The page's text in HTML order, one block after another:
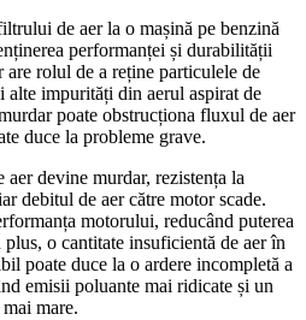
de aer la o mașină pe benzină
performanței și durabilității
rolul de a reține particulele de
impurități din aerul aspirat de
poate obstrucționa fluxul de aer
duce la probleme grave.
devine murdar, rezistența la
debitul de aer către motor scade.
motorului, reducând puterea
o cantitate insuficientă de aer în
poate duce la o ardere incompletă a
emisii poluante mai ridicate și un
mare.